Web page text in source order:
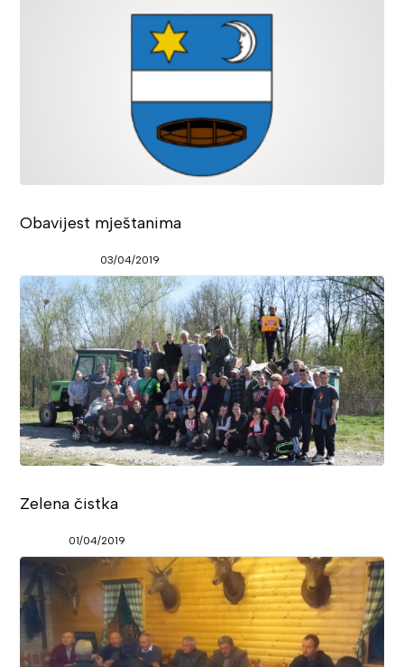
Obavijest mještanima
03/04/2019
Zelena čistka
01/04/2019